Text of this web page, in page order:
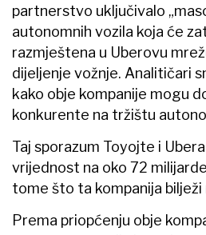
partnerstvo uključivalo
autonomnih vozila koja će
razmještena u Uberovu
dijeljenje vožnje. Analitičari
kako obje kompanije mogu
konkurente na tržištu
Taj sporazum Toyojte i
vrijednost na oko 72
tome što ta kompanija
Prema priopćenju obje